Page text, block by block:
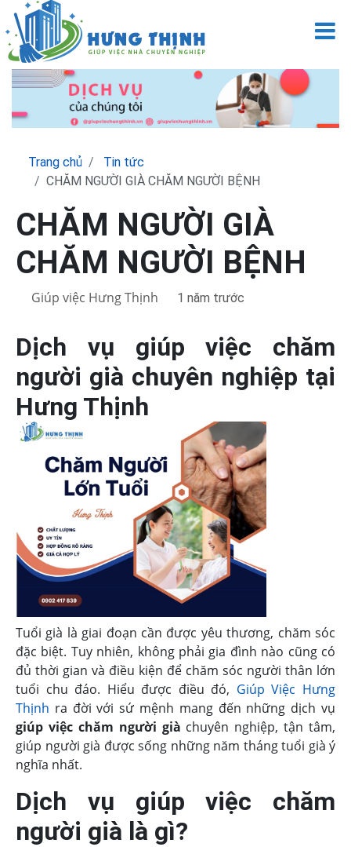
Trang chủ
Tin tức
CHĂM NGƯỜI GIÀ CHĂM NGƯỜI BỆNH
CHĂM NGƯỜI GIÀ
CHĂM NGƯỜI BỆNH
Giúp việc Hưng Thịnh 1 năm trước
Dịch vụ giúp việc chăm
người già chuyên nghiệp tại
Hưng Thịnh
Tuổi già là giai đoạn cần được yêu thương, chăm sóc
đặc biệt. Tuy nhiên, không phải gia đình nào cũng có
đủ thời gian và điều kiện để chăm sóc người thân lớn
tuổi chu đáo. Hiểu được điều đó, Giúp Việc Hưng
Thịnh ra đời với sứ mệnh mang đến những dịch vụ
giúp việc chăm người già chuyên nghiệp, tận tâm,
giúp người già được sống những năm tháng tuổi già ý
nghĩa nhất.
Dịch vụ giúp việc chăm
người già là gì?